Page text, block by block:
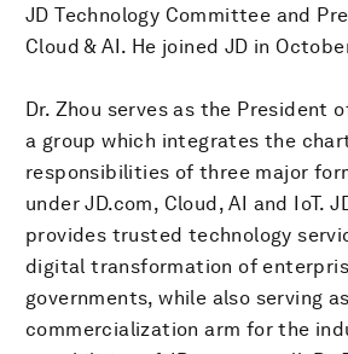
JD Technology Committee and
Cloud & AI. He joined JD in
Dr. Zhou serves as the President
a group which integrates the
responsibilities of three major
under JD.com, Cloud, AI and IoT.
provides trusted technology
digital transformation of
governments, while also serving
commercialization arm for the